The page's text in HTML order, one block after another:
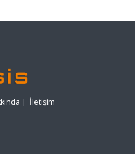
| İletişim